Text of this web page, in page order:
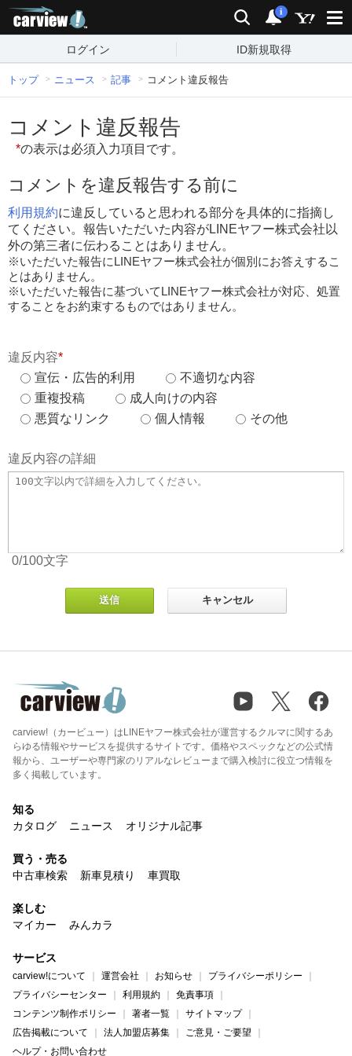
検索 通知
i
ログイン ID新規取得
トップ ニュース 記事 コメント違反報告
コメント違反報告
*の表示は必須入力項目です。
コメントを違反報告する前に
利用規約に違反していると思われる部分を具体的に指摘し
てください。報告いただいた内容がLINEヤフー株式会社以
外の第三者に伝わることはありません。
※いただいた報告にLINEヤフー株式会社が個別にお答えするこ
とはありません。
※いただいた報告に基づいてLINEヤフー株式会社が対応、処置
することをお約束するものではありません。
違反内容*
宣伝・広告的利用
不適切な内容
重複投稿
成人向けの内容
悪質なリンク
個人情報 その他
違反内容の詳細
0/100文字
carview!（カービュー）はLINEヤフー株式会社が運営するクルマに関するあ
らゆる情報やサービスを提供するサイトです。価格やスペックなどの公式情
報から、ユーザーや専門家のリアルなレビューまで購入検討に役立つ情報を
多く掲載しています。
知る
カタログ
ニュース オリジナル記事
買う・売る
中古車検索
新車見積り 車買取
楽しむ
マイカー
みんカラ
サービス
carview!について 運営会社 お知らせ
プライバシーポリシー
プライバシーセンター
利用規約
免責事項
コンテンツ制作ポリシー
著者一覧
サイトマップ
広告掲載について
法人加盟店募集
ご意見・ご要望
ヘルプ・お問い合わせ